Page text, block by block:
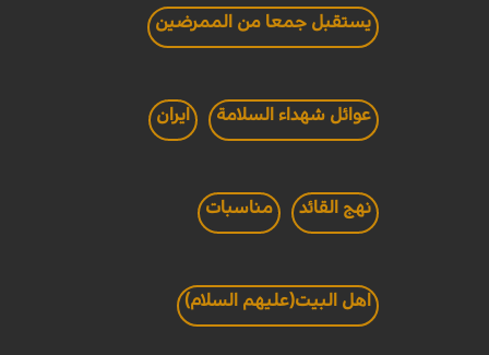
يستقبل جمعا من الممرضين
عوائل شهداء السلامة ايران
نهج القائد مناسبات
اهل البيت(عليهم السلام)